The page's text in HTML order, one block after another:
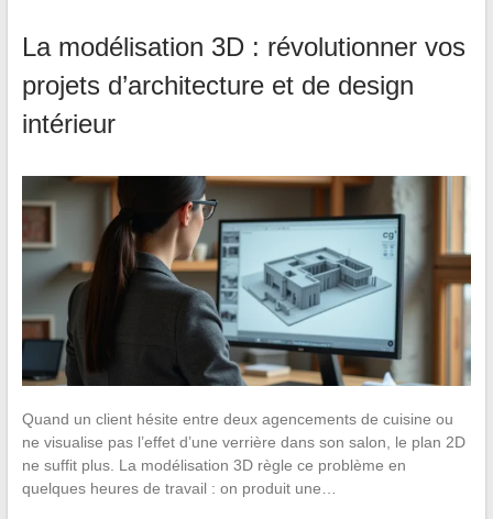
La modélisation 3D : révolutionner vos
projets d’architecture et de design
intérieur
Quand un client hésite entre deux agencements de cuisine ou
ne visualise pas l’effet d’une verrière dans son salon, le plan 2D
ne suffit plus. La modélisation 3D règle ce problème en
quelques heures de travail : on produit une…